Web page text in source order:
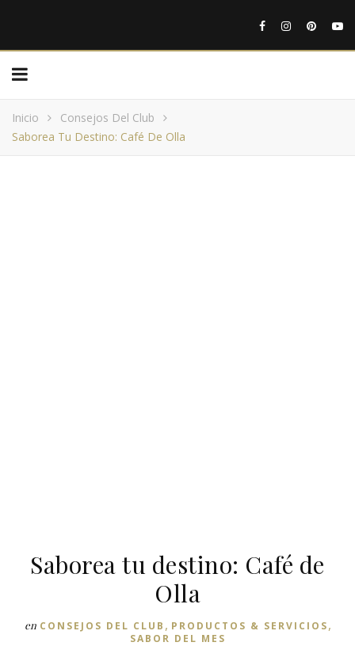
Inicio
Consejos Del Club
Saborea Tu Destino: Café De Olla
Saborea tu destino: Café de
Olla
en CONSEJOS DEL CLUB , PRODUCTOS & SERVICIOS,
SABOR DEL MES